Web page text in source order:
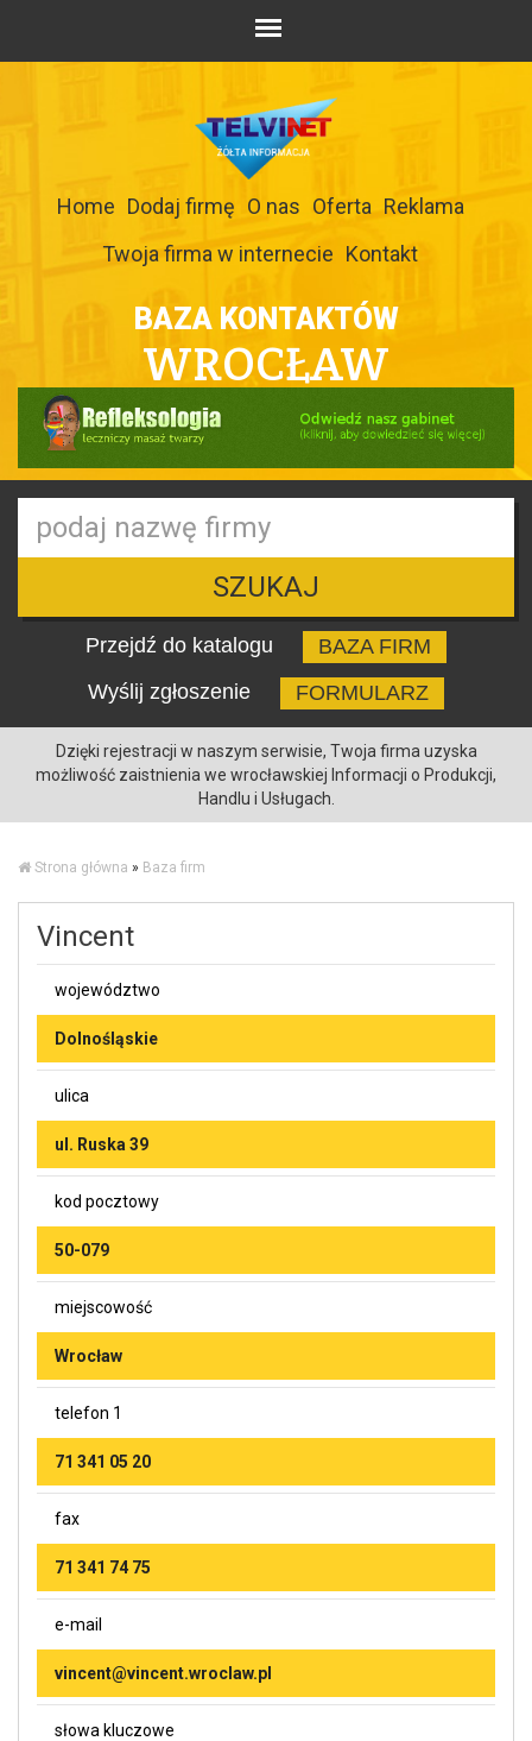
Home Dodaj firmę O nas Oferta Reklama
Twoja firma w internecie Kontakt
BAZA KONTAKTÓW
WROCŁAW
SZUKAJ
Przejdź do katalogu
BAZA FIRM
Wyślij zgłoszenie
FORMULARZ
Dzięki rejestracji w naszym serwisie, Twoja firma uzyska
możliwość zaistnienia we wrocławskiej Informacji o Produkcji,
Handlu i Usługach.
Strona główna » Baza firm
Vincent
województwo
Dolnośląskie
ulica
ul. Ruska 39
kod pocztowy
50-079
miejscowość
Wrocław
telefon 1
71 341 05 20
fax
71 341 74 75
e-mail
vincent@vincent.wroclaw.pl
słowa kluczowe